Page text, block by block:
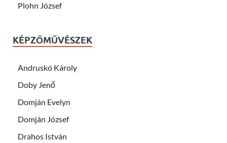
Plohn József
KÉPZŐMŰVÉSZEK
Andruskó Károly
Doby Jenő
Domján Evelyn
Domján József
Drahos István